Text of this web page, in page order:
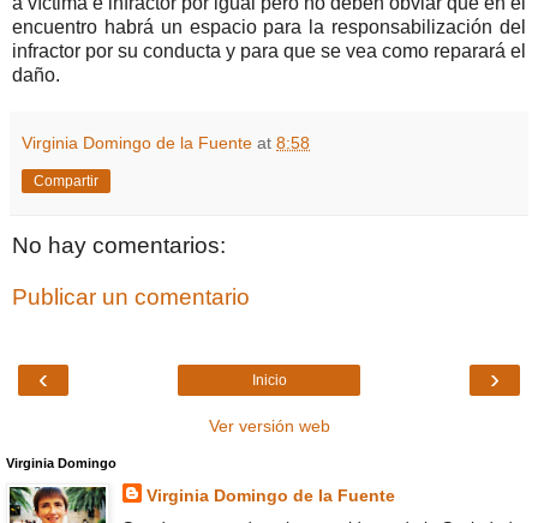
encuentro habrá un espacio para la responsabilización del
infractor por su conducta y para que se vea como reparará el
daño.
Virginia Domingo de la Fuente at 8:58
Compartir
No hay comentarios:
Publicar un comentario
‹ ›
Inicio
Ver versión web
Virginia Domingo
Virginia Domingo de la Fuente